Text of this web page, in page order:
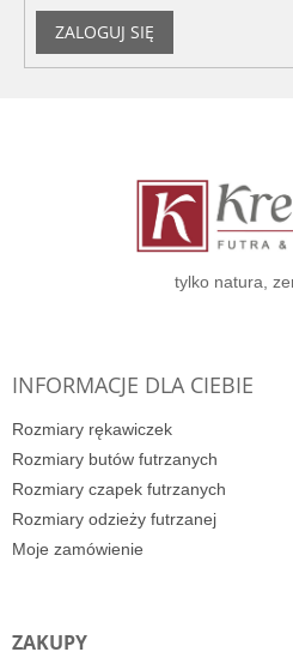
ZALOGUJ SIĘ
tylko natura,
INFORMACJE DLA CIEBIE
Rozmiary rękawiczek
Rozmiary butów futrzanych
Rozmiary czapek futrzanych
Rozmiary odzieży futrzanej
Moje zamówienie
ZAKUPY